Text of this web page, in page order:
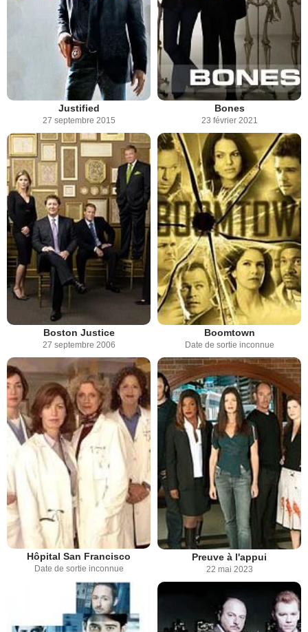
Justified
27 septembre 2015
Bones
23 février 2021
Boston Justice
27 septembre 2006
Boomtown
Date de sortie inconnue
Hôpital San Francisco
Date de sortie inconnue
Preuve à l'appui
22 mai 2023